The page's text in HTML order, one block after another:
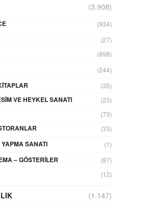
(3.908)
(934)
(27)
(898)
(244)
(35)
VE HEYKEL SANATI (23)
(73)
(33)
SANATI (1)
– GÖSTERILER (87)
(12)
(1.147)